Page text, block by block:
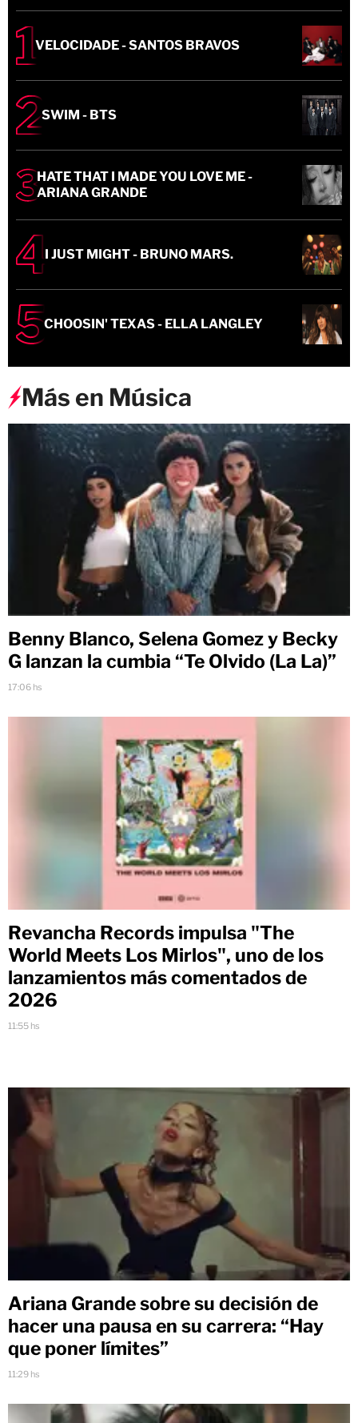
VELOCIDADE - SANTOS BRAVOS
SWIM - BTS
HATE THAT I MADE YOU LOVE ME -
ARIANA GRANDE
I JUST MIGHT - BRUNO MARS.
CHOOSIN' TEXAS - ELLA LANGLEY
Más en Música
Benny Blanco, Selena Gomez y Becky
G lanzan la cumbia “Te Olvido (La La)”
17:06 hs
Revancha Records impulsa "The
World Meets Los Mirlos", uno de los
lanzamientos más comentados de
2026
11:55 hs
Ariana Grande sobre su decisión de
hacer una pausa en su carrera: “Hay
que poner límites”
11:29 hs